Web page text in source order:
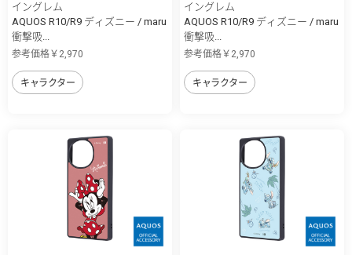
イングレム
AQUOS R10/R9 ディズニー / maru
衝撃吸...
参考価格￥2,970
キャラクター
イングレム
AQUOS R10/R9 ディズニー / maru
衝撃吸...
参考価格￥2,970
キャラクター